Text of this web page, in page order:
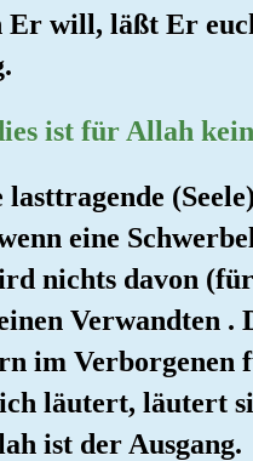
Er will, läßt Er
ist für Allah
lasttragende
eine
nichts davon (für
Verwandten
im Verborgenen
läutert, läutert
ist der Ausgang.